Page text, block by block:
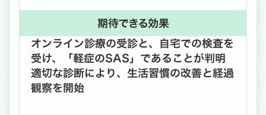
期待できる効果
オンライン診療の受診と、自宅での検査を
受け、「軽症のSAS」であることが判明
適切な診断により、生活習慣の改善と経過
観察を開始